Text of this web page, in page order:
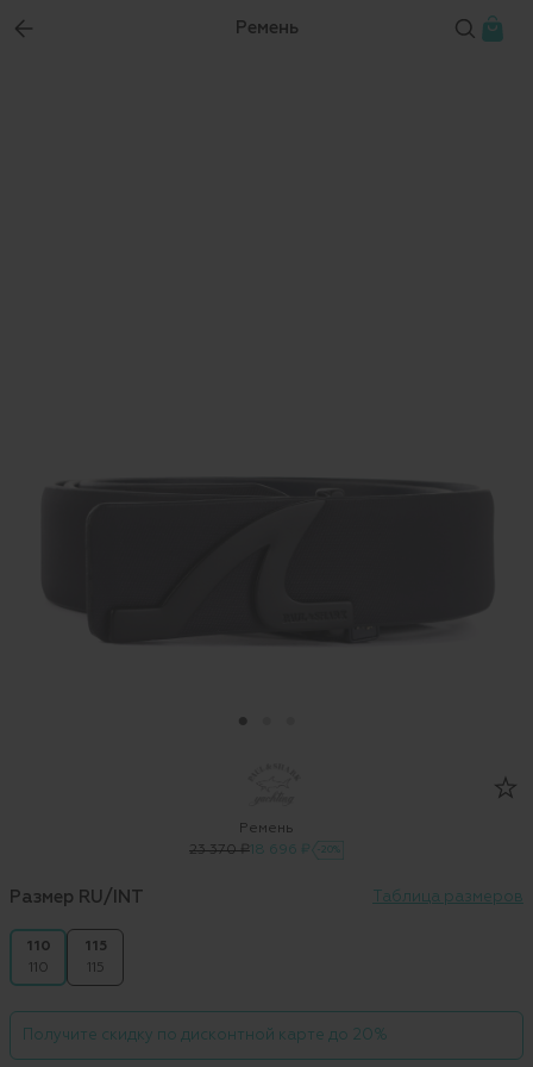
Ремень
Ремень
23 370 ₽ 18 696 ₽ -20%
Размер RU/INT Таблица размеров
110
110
115
115
Получите скидку по дисконтной карте до 20%